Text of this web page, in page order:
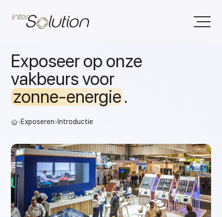
Exposeer op onze
vakbeurs voor
zonne-energie.
›Exposeren› Introductie